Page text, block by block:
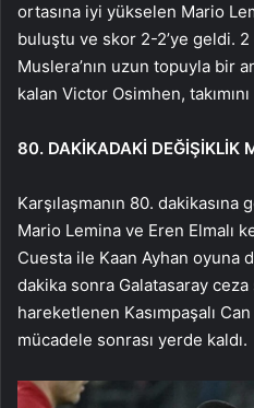
ortasına iyi yükselen Mario
buluştu ve skor 2-2’ye geldi.
Muslera’nın uzun topuyla bir
kalan Victor Osimhen,
80. DAKİKADAKİ DEĞİŞİKLİK
Karşılaşmanın 80. dakikasına
Mario Lemina ve Eren Elmalı
Cuesta ile Kaan Ayhan oyuna
dakika sonra Galatasaray ceza
hareketlenen Kasımpaşalı
mücadele sonrası yerde kaldı.